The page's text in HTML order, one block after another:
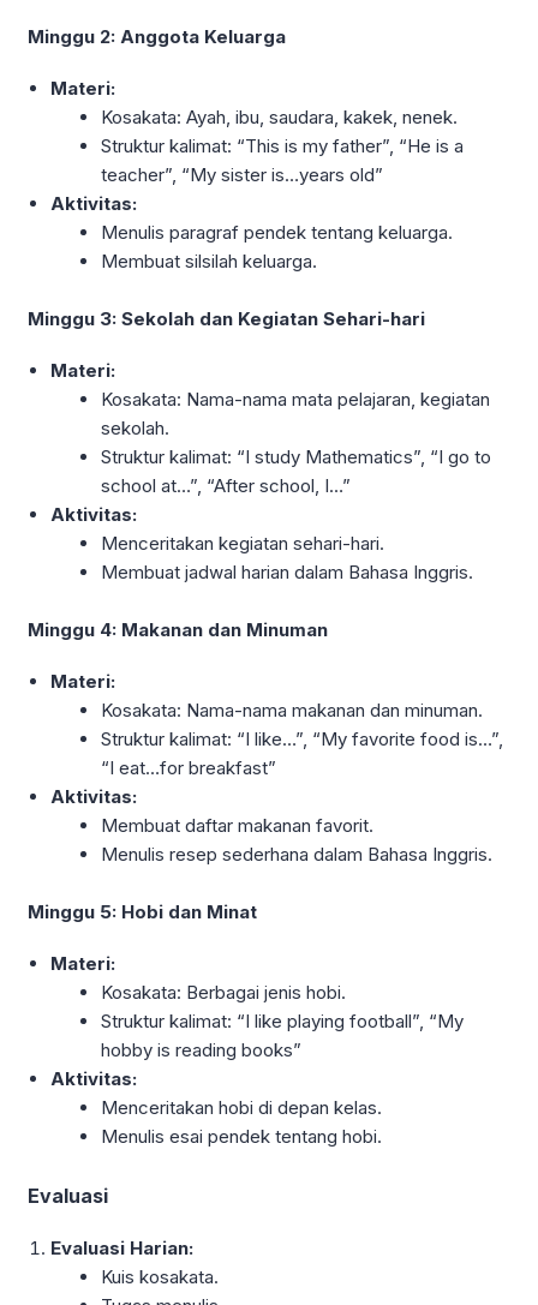
Minggu 2: Anggota Keluarga
Materi:
Kosakata: Ayah, ibu, saudara, kakek, nenek.
Struktur kalimat: “This is my father”, “He is a
teacher”, “My sister is…years old”
Aktivitas:
Menulis paragraf pendek tentang keluarga.
Membuat silsilah keluarga.
Minggu 3: Sekolah dan Kegiatan Sehari-hari
Materi:
Kosakata: Nama-nama mata pelajaran, kegiatan
sekolah.
Struktur kalimat: “I study Mathematics”, “I go to
school at…”, “After school, I…”
Aktivitas:
Menceritakan kegiatan sehari-hari.
Membuat jadwal harian dalam Bahasa Inggris.
Minggu 4: Makanan dan Minuman
Materi:
Kosakata: Nama-nama makanan dan minuman.
Struktur kalimat: “I like…”, “My favorite food is…”,
“I eat…for breakfast”
Aktivitas:
Membuat daftar makanan favorit.
Menulis resep sederhana dalam Bahasa Inggris.
Minggu 5: Hobi dan Minat
Materi:
Kosakata: Berbagai jenis hobi.
Struktur kalimat: “I like playing football”, “My
hobby is reading books”
Aktivitas:
Menceritakan hobi di depan kelas.
Menulis esai pendek tentang hobi.
Evaluasi
Evaluasi Harian:
Kuis kosakata.